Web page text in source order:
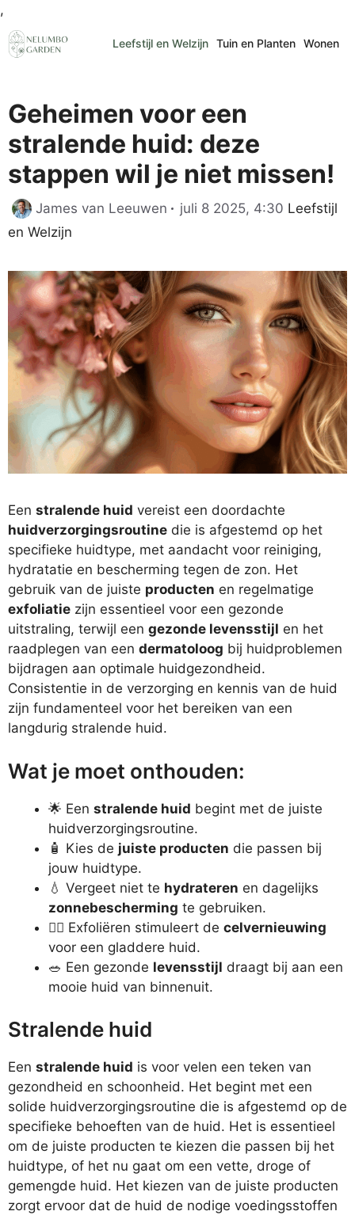
,
naar
de
Leefstijl en Welzijn Tuin en Planten Wonen
Geheimen voor een
stralende huid: deze
stappen wil je niet missen!
James van Leeuwen juli 8 2025, 4:30 Leefstijl
en Welzijn
Een stralende huid vereist een doordachte
huidverzorgingsroutine die is afgestemd op het
specifieke huidtype, met aandacht voor reiniging,
hydratatie en bescherming tegen de zon. Het
gebruik van de juiste producten en regelmatige
exfoliatie zijn essentieel voor een gezonde
uitstraling, terwijl een gezonde levensstijl en het
raadplegen van een dermatoloog bij huidproblemen
bijdragen aan optimale huidgezondheid.
Consistentie in de verzorging en kennis van de huid
zijn fundamenteel voor het bereiken van een
langdurig stralende huid.
Wat je moet onthouden:
🌟 Een stralende huid begint met de juiste
huidverzorgingsroutine.
🧴 Kies de juiste producten die passen bij
jouw huidtype.
💧 Vergeet niet te hydrateren en dagelijks
zonnebescherming te gebruiken.
🧖‍♀️ Exfoliëren stimuleert de celvernieuwing
voor een gladdere huid.
🥗 Een gezonde levensstijl draagt bij aan een
mooie huid van binnenuit.
Stralende huid
Een stralende huid is voor velen een teken van
gezondheid en schoonheid. Het begint met een
solide huidverzorgingsroutine die is afgestemd op de
specifieke behoeften van de huid. Het is essentieel
om de juiste producten te kiezen die passen bij het
huidtype, of het nu gaat om een vette, droge of
gemengde huid. Het kiezen van de juiste producten
zorgt ervoor dat de huid de nodige voedingsstoffen